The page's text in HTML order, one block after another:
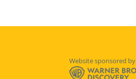
Website sponsored by